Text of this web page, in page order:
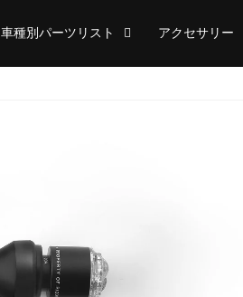
車種別パーツリスト アクセサリー